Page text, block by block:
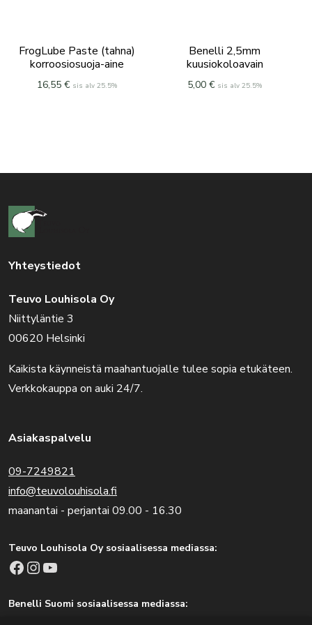
FrogLube Paste (tahna)
korroosiosuoja-aine
16,55 € sis alv 25.5%
Benelli 2,5mm
kuusiokoloavain
5,00 € sis alv 25.5%
Yhteystiedot
Teuvo Louhisola Oy
Niittyläntie 3
00620 Helsinki
Kaikista käynneistä maahantuojalle tulee sopia etukäteen.
Verkkokauppa on auki 24/7.
Asiakaspalvelu
09-7249821
info@teuvolouhisola.fi
maanantai - perjantai 09.00 - 16.30
Teuvo Louhisola Oy sosiaalisessa mediassa:
Facebook Instagram YouTube
Benelli Suomi sosiaalisessa mediassa: